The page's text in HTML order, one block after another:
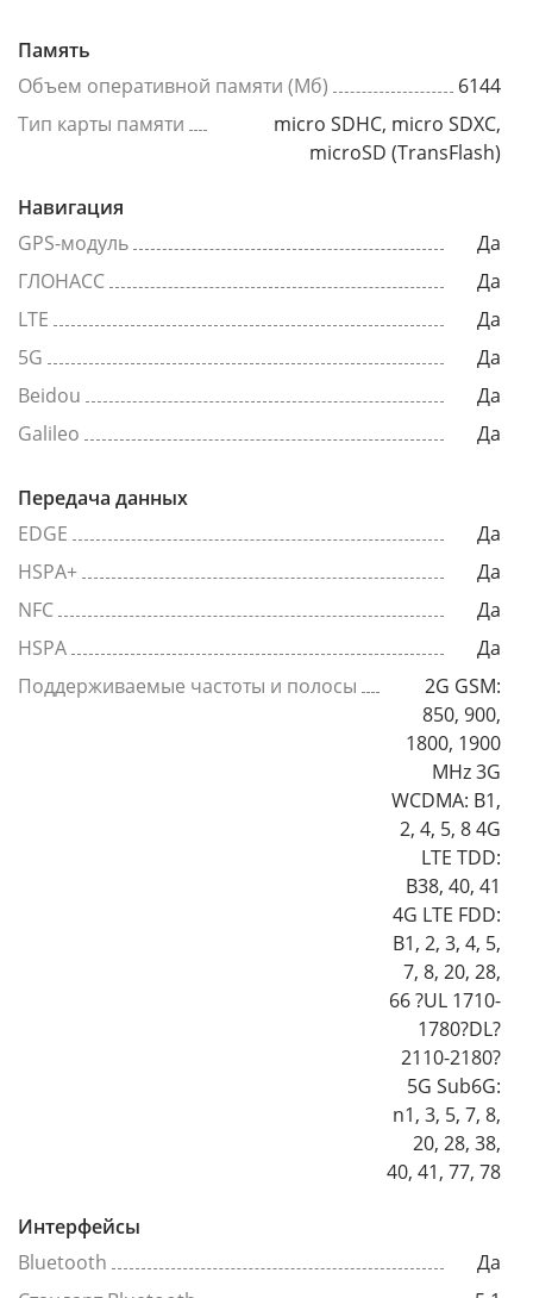
Память
Объем оперативной памяти (Мб)
6144
Тип карты памяти
micro SDHC, micro SDXC,
microSD (TransFlash)
Навигация
GPS-модуль
Да
ГЛОНАСС
Да
LTE
Да
5G
Да
Beidou
Да
Galileo
Да
Передача данных
EDGE
Да
HSPA+
Да
NFC
Да
HSPA
Да
Поддерживаемые частоты и полосы
2G GSM:
850, 900,
1800, 1900
MHz 3G
WCDMA: B1,
2, 4, 5, 8 4G
LTE TDD:
B38, 40, 41
4G LTE FDD:
B1, 2, 3, 4, 5,
7, 8, 20, 28,
66 ?UL 1710-
1780?DL?
2110-2180?
5G Sub6G:
n1, 3, 5, 7, 8,
20, 28, 38,
40, 41, 77, 78
Интерфейсы
Bluetooth
Да